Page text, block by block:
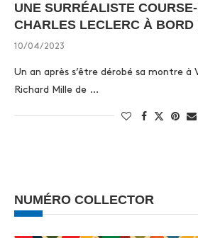
UNE SURRÉALISTE
CHARLES LECLERC À BORD
10/04/2023
Un an après s’être dérobé sa montre à
Richard Mille de …
NUMÉRO COLLECTOR